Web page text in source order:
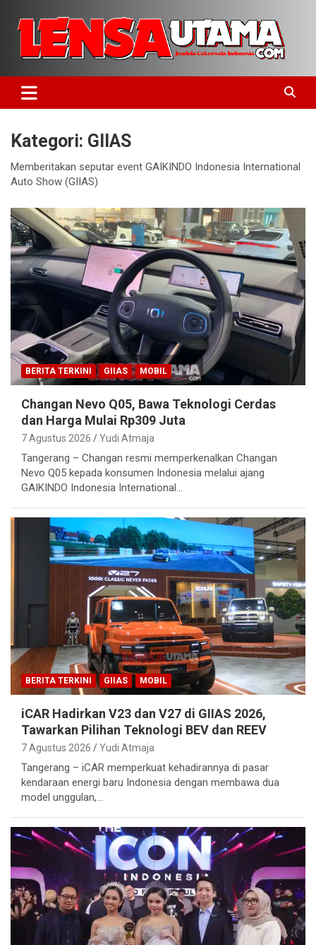
LensaUtama
Kategori: GIIAS
Memberitakan seputar event GAIKINDO Indonesia International
Auto Show (GIIAS)
BERITA TERKINI GIIAS MOBIL
Changan Nevo Q05, Bawa Teknologi Cerdas
dan Harga Mulai Rp309 Juta
7 Agustus 2026 Yudi Atmaja
Tangerang – Changan resmi memperkenalkan Changan
Nevo Q05 kepada konsumen Indonesia melalui ajang
GAIKINDO Indonesia International…
BERITA TERKINI GIIAS MOBIL
iCAR Hadirkan V23 dan V27 di GIIAS 2026,
Tawarkan Pilihan Teknologi BEV dan REEV
7 Agustus 2026 Yudi Atmaja
Tangerang – iCAR memperkuat kehadirannya di pasar
kendaraan energi baru Indonesia dengan membawa dua
model unggulan,…